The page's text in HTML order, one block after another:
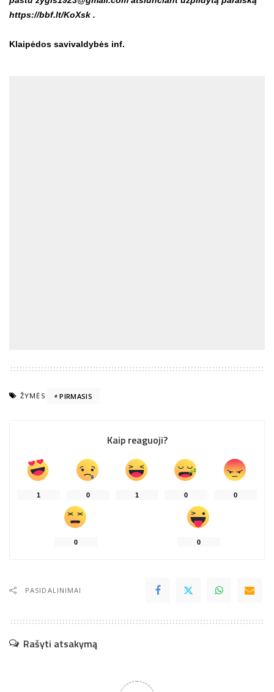
https://bbf.lt/KoXsk .
Klaipėdos savivaldybės inf.
ŽYMĖS PIRMASIS
Kaip reaguoji?
1 0 1 0 0
0 0
PASIDALINIMAI
Rašyti atsakymą